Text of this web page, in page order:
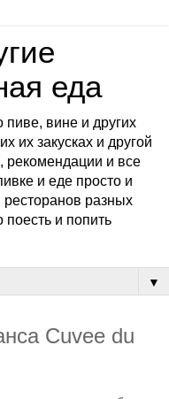
еда
пиве, вине и других
их закусках и другой
рекомендации и все
и еде просто и
разных
поесть и попить
▼
Cuvee du